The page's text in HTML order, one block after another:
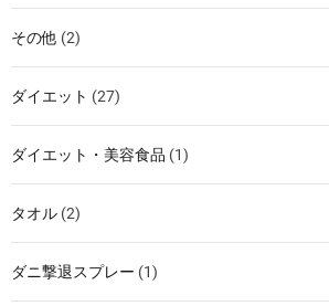
その他 (2)
ダイエット (27)
ダイエット・美容食品 (1)
タオル (2)
ダニ撃退スプレー (1)